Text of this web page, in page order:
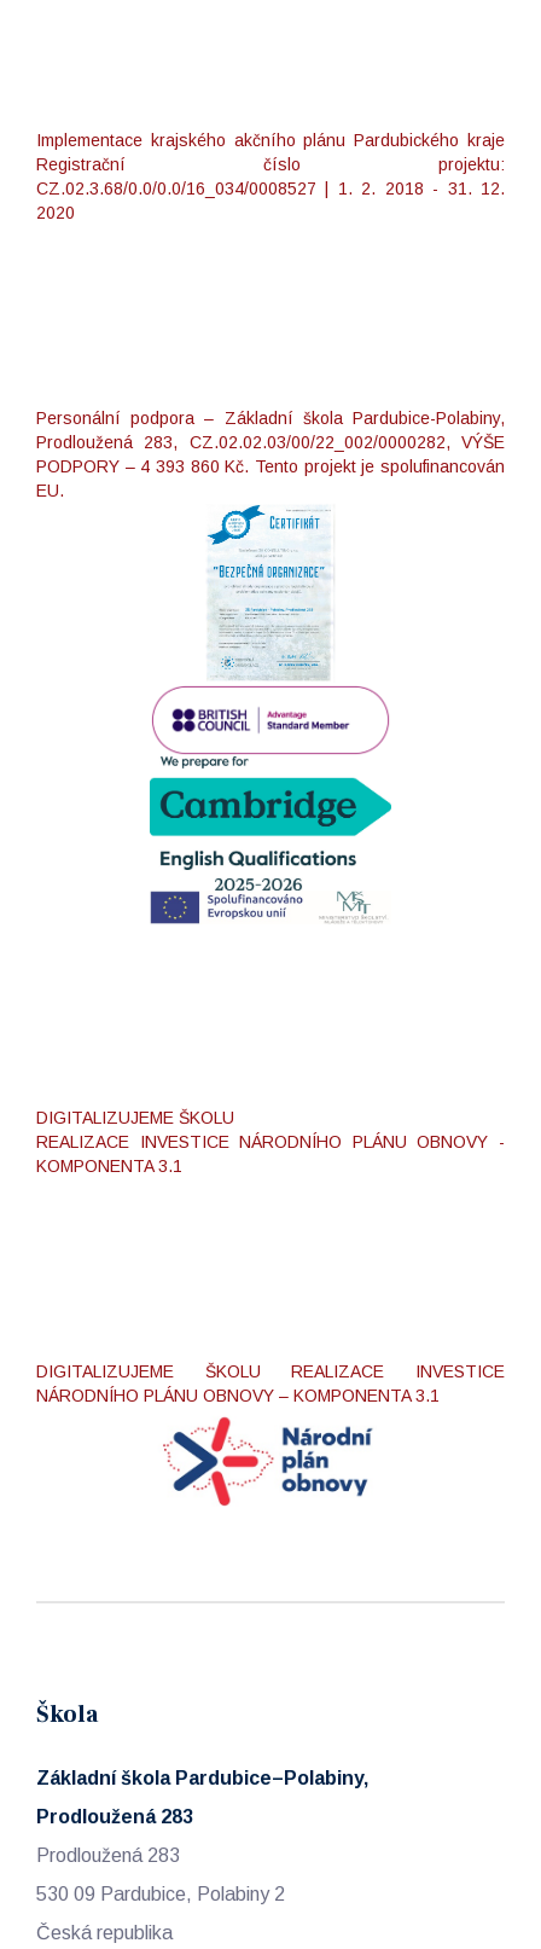
Implementace krajského akčního plánu Pardubického kraje
Registrační číslo projektu:
CZ.02.3.68/0.0/0.0/16_034/0008527 | 1. 2. 2018 - 31. 12.
2020
Personální podpora – Základní škola Pardubice-Polabiny,
Prodloužená 283, CZ.02.02.03/00/22_002/0000282, VÝŠE
PODPORY – 4 393 860 Kč. Tento projekt je spolufinancován
EU.
DIGITALIZUJEME ŠKOLU
REALIZACE INVESTICE NÁRODNÍHO PLÁNU OBNOVY -
KOMPONENTA 3.1
DIGITALIZUJEME ŠKOLU REALIZACE INVESTICE
NÁRODNÍHO PLÁNU OBNOVY – KOMPONENTA 3.1
Škola
Základní škola Pardubice–Polabiny,
Prodloužená 283
Prodloužená 283
530 09 Pardubice, Polabiny 2
Česká republika